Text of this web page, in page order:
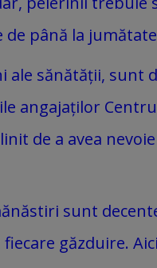
până la
ale sănătății,
angajaților
de a avea
sunt
găzduire.